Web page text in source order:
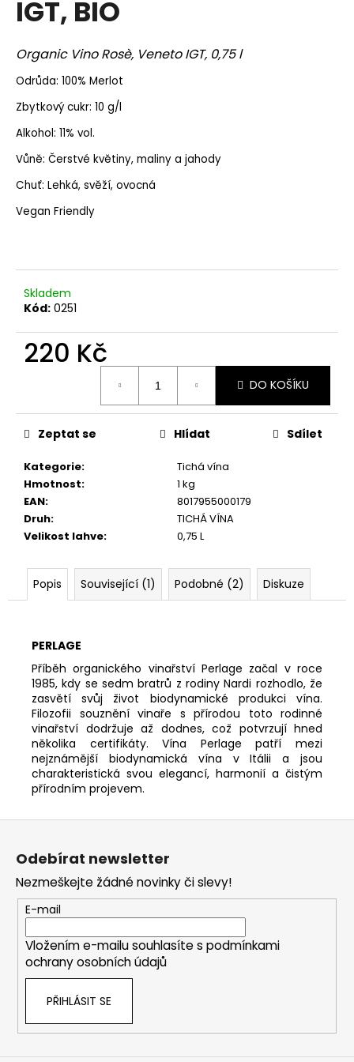
IGT, BIO
Organic Vino Rosè, Veneto IGT, 0,75 l
Odrůda: 100% Merlot
Zbytkový cukr: 10 g/l
Alkohol: 11% vol.
Vůně: Čerstvé květiny, maliny a jahody
Chuť: Lehká, svěží, ovocná
Vegan Friendly
Skladem
Kód: 0251
220 Kč
DO KOŠÍKU
Kategorie:
Tichá vína
Hmotnost:
1 kg
EAN:
8017955000179
Druh:
TICHÁ VÍNA
Velikost lahve: 0,75 L
Zeptat se Hlídat Sdílet
Popis Související (1) Podobné (2) Diskuze
PERLAGE
Příběh organického vinařství Perlage začal v roce
1985, kdy se sedm bratrů z rodiny Nardi rozhodlo, že
zasvětí svůj život biodynamické produkci vína.
Filozofii souznění vinaře s přírodou toto rodinné
vinařství dodržuje až dodnes, což potvrzují hned
několika certifikáty. Vína Perlage patří mezi
nejznámější biodynamická vína v Itálii a jsou
charakteristická svou elegancí, harmonií a čistým
přírodním projevem.
a
í
t
?
HLEDAT
o
p
o
u
e
m
e
BEPIN
DE
ETO
MOSCATO,
DOLCE
360
Z
Odebírat newsletter
Nezmeškejte žádné novinky či slevy!
E-mail
Vložením e-mailu souhlasíte s podmínkami
ochrany osobních údajů
PŘIHLÁSIT SE